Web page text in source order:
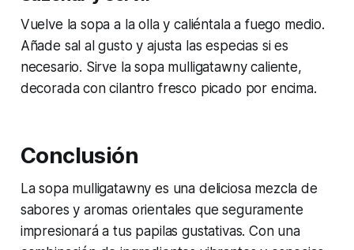
Vuelve la sopa a la olla y caliéntala a fuego medio.
Añade sal al gusto y ajusta las especias si es
necesario. Sirve la sopa mulligatawny caliente,
decorada con cilantro fresco picado por encima.
Conclusión
La sopa mulligatawny es una deliciosa mezcla de
sabores y aromas orientales que seguramente
impresionará a tus papilas gustativas. Con una